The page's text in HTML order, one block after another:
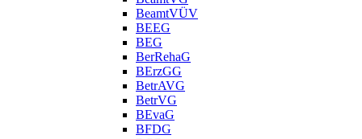
BeamtVÜV
BEEG
BEG
BerRehaG
BErzGG
BetrAVG
BetrVG
BEvaG
BFDG